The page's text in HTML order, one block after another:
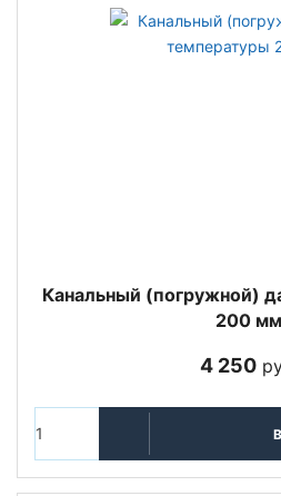
Канальный (погружной)
200 мм
4 250